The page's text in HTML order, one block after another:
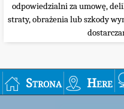
odpowiedzialni za umowę,
straty, obrażenia lub szkody
Strona Here